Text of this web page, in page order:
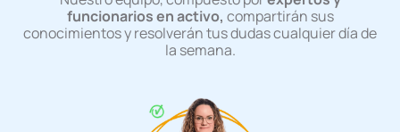
funcionarios en activo, compartirán sus
conocimientos y resolverán tus dudas cualquier día de
la semana.